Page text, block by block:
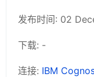
发布时间: 02
下载: -
连接: IBM